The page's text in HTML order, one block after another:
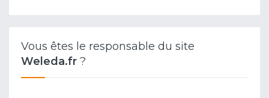
Vous êtes le responsable du site
Weleda.fr ?